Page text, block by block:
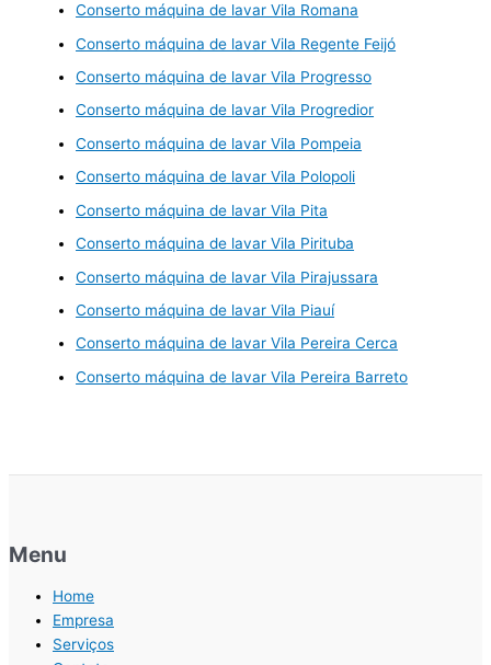
Conserto máquina de lavar Vila Romana
Conserto máquina de lavar Vila Regente Feijó
Conserto máquina de lavar Vila Progresso
Conserto máquina de lavar Vila Progredior
Conserto máquina de lavar Vila Pompeia
Conserto máquina de lavar Vila Polopoli
Conserto máquina de lavar Vila Pita
Conserto máquina de lavar Vila Pirituba
Conserto máquina de lavar Vila Pirajussara
Conserto máquina de lavar Vila Piauí
Conserto máquina de lavar Vila Pereira Cerca
Conserto máquina de lavar Vila Pereira Barreto
Menu
Home
Empresa
Serviços